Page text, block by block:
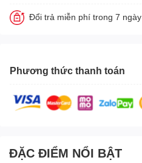
Đổi trả miễn phí trong 7 ngày
Phương thức thanh toán
ĐẶC ĐIỂM NỔI BẬT